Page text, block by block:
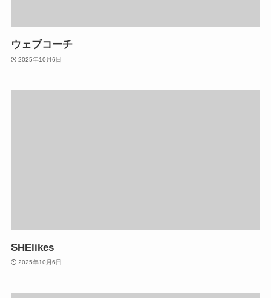
ウェブコーチ
2025年10月6日
SHElikes
2025年10月6日